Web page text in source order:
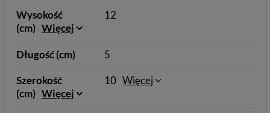
Wysokość
(cm) Więcej
12
Długość (cm) 5
Szerokość
(cm) Więcej
10 Więcej